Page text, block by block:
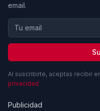
email.
Al suscribirte, aceptas recibir
privacidad
Publicidad